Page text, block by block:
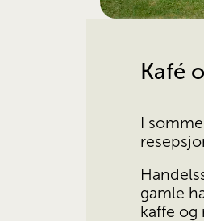
Kafé
I
gamle
kaffe og